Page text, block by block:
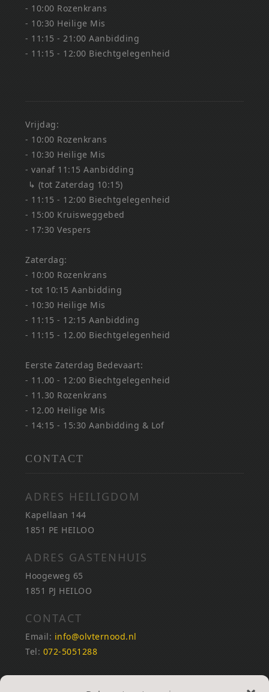
- 10:00 Rozenkrans
- 10:30 Heilige Mis
- 11:15 - 21:00 Aanbidding
- 11:15 - 12:00 Biechtgelegenheid
Vrijdag:
- 10:00 Rozenkrans
- 10:30 Heilige Mis
- vanaf 11:15 Aanbidding
↳ (tot Zaterdag 10:15)
- 11:15 - 12:00 Biechtgelegenheid
- 15:00 Kruisweggebed
- 17:30 Vespers
Zaterdag:
- 10:00 Rozenkrans
- tot 10:15 Aanbidding
- 10:30 Heilige Mis
- 11:15 - 12:15 Aanbidding
- 11:15 - 12.00 Biechtgelegenheid
Eerste Zaterdag Bedevaart:
- 11.00 - 12:00 Biechtgelegenheid
- 11.30 Rozenkrans
- 12.00 Heilige Mis
- 14:15 - 15:30 Aanbidding & Lof
CONTACT
ADRES HEILIGDOM
Kapellaan 144
1851 PE HEILOO
ADRES GASTENHUIS
Hoogeweg 65
1851 PJ HEILOO
CONTACT
Email: info@olvternood.nl
Tel: 072-5051288
REKENINGNUMMERS